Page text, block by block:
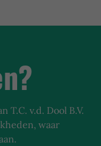
T.C. v.d. Dool B.V.
waar